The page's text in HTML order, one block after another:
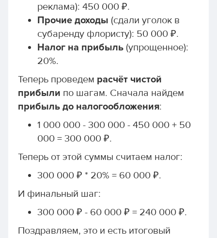
реклама): 450 000 ₽.
Прочие доходы (сдали уголок в
субаренду флористу): 50 000 ₽.
Налог на прибыль(упрощенное):
20%.
Теперь проведем расчёт чистой
прибыли по шагам. Сначала найдем
прибыль до налогообложения:
1 000 000 - 300 000 - 450 000 + 50
000 = 300 000 ₽.
Теперь от этой суммы считаем налог:
300 000 ₽ * 20% = 60 000 ₽.
И финальный шаг:
300 000 ₽ - 60 000 ₽ = 240 000 ₽.
Поздравляем, это и есть итоговый